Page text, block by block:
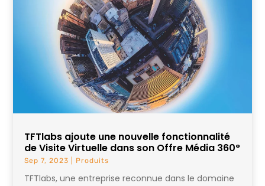
TFTlabs ajoute une nouvelle fonctionnalité
de Visite Virtuelle dans son Offre Média 360°
Sep 7, 2023 Produits
TFTlabs, une entreprise reconnue dans le domaine